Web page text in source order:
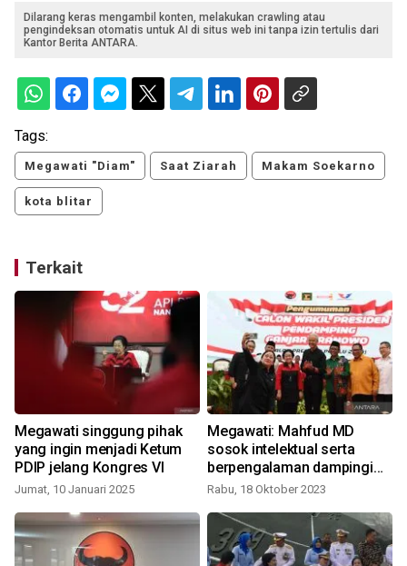
Dilarang keras mengambil konten, melakukan crawling atau
pengindeksan otomatis untuk AI di situs web ini tanpa izin tertulis dari
Kantor Berita ANTARA.
Tags:
Megawati "Diam" Saat Ziarah Makam Soekarno
kota blitar
Terkait
Megawati singgung pihak
yang ingin menjadi Ketum
PDIP jelang Kongres VI
Jumat, 10 Januari 2025
Megawati: Mahfud MD
sosok intelektual serta
berpengalaman dampingi
Ganjar
Rabu, 18 Oktober 2023